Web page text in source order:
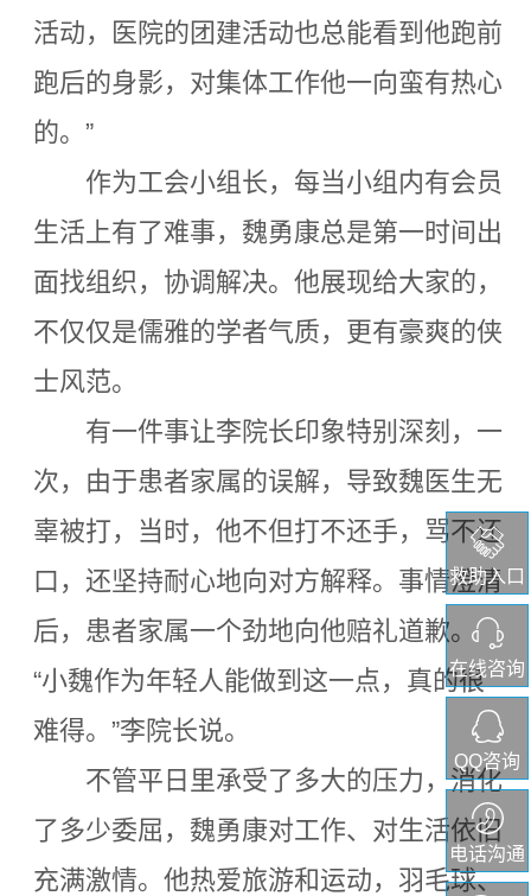
救助入口
在线咨询
QQ咨询
电话沟通
活动，医院的团建活动也总能看到他跑前
跑后的身影，对集体工作他一向蛮有热心
的。”
作为工会小组长，每当小组内有会员
生活上有了难事，魏勇康总是第一时间出
面找组织，协调解决。他展现给大家的，
不仅仅是儒雅的学者气质，更有豪爽的侠
士风范。
有一件事让李院长印象特别深刻，一
次，由于患者家属的误解，导致魏医生无
辜被打，当时，他不但打不还手，骂不还
口，还坚持耐心地向对方解释。事情澄清
后，患者家属一个劲地向他赔礼道歉。
“小魏作为年轻人能做到这一点，真的很
难得。”李院长说。
不管平日里承受了多大的压力，消化
了多少委屈，魏勇康对工作、对生活依旧
充满激情。他热爱旅游和运动，羽毛球、